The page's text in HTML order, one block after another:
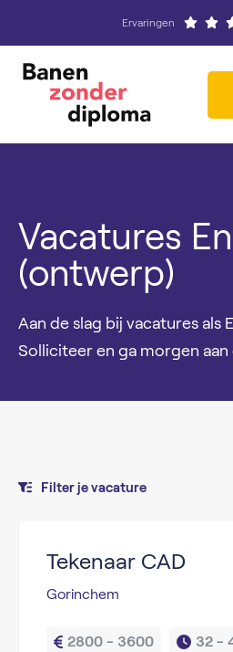
Ervaringen
Vacatures
(ontwerp)
Aan de slag bij vacatures als
Solliciteer en ga morgen aan
Filter je vacature
Tekenaar CAD
Gorinchem
2800 - 3600 32 -